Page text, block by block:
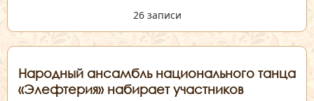
26 записи
Народный ансамбль национального танца
«Элефтерия» набирает участников